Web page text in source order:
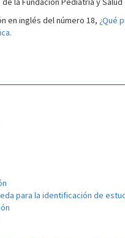
en inglés del número 18, ¿Qué
para la identificación de